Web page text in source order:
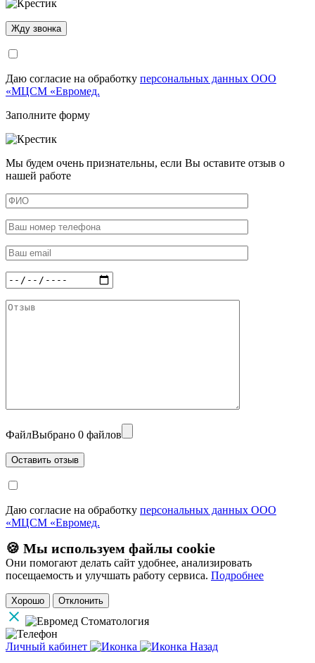
Даю согласие на обработку персональных данных ООО
«МЦСМ «Евромед.
Заполните форму
Мы будем очень признательны, если Вы оставите отзыв о
нашей работе
ФайлВыбрано 0 файлов
Даю согласие на обработку персональных данных ООО
«МЦСМ «Евромед.
🍪 Мы используем файлы cookie
Они помогают делать сайт удобнее, анализировать
посещаемость и улучшать работу сервиса. Подробнее
Хорошо Отклонить
Личный кабинет
Назад